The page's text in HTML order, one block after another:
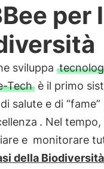
per
sviluppa
Techè il primo
salute e di “fame”
. Nel tempo,
e monitorare
della Biodiversità